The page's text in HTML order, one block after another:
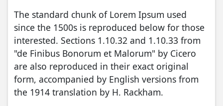
The standard chunk of Lorem Ipsum used
since the 1500s is reproduced below for those
interested. Sections 1.10.32 and 1.10.33 from
"de Finibus Bonorum et Malorum" by Cicero
are also reproduced in their exact original
form, accompanied by English versions from
the 1914 translation by H. Rackham.